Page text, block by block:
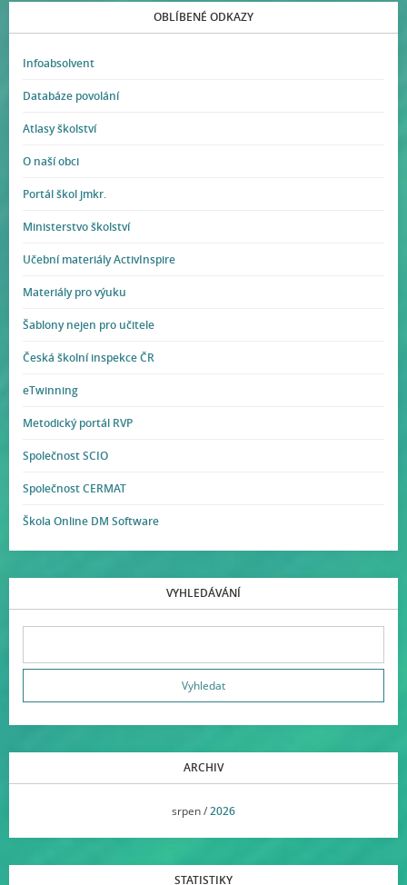
OBLÍBENÉ ODKAZY
Infoabsolvent
Databáze povolání
Atlasy školství
O naší obci
Portál škol jmkr.
Ministerstvo školství
Učební materiály ActivInspire
Materiály pro výuku
Šablony nejen pro učitele
Česká školní inspekce ČR
eTwinning
Metodický portál RVP
Společnost SCIO
Společnost CERMAT
Škola Online DM Software
VYHLEDÁVÁNÍ
ARCHIV
srpen /2026
STATISTIKY